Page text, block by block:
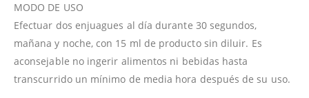
MODO DE USO
Efectuar dos enjuagues al día durante 30 segundos,
mañana y noche, con 15 ml de producto sin diluir. Es
aconsejable no ingerir alimentos ni bebidas hasta
transcurrido un mínimo de media hora después de su uso.